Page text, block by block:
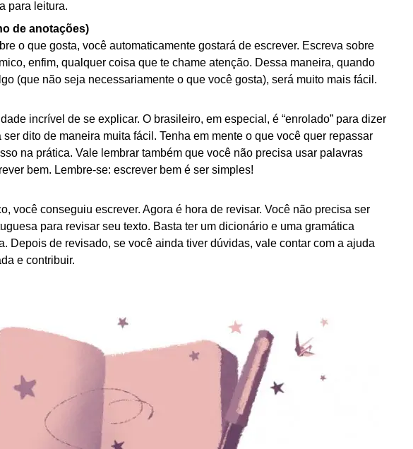
para leitura.
de anotações)
o que gosta, você automaticamente gostará de escrever. Escreva sobre
enfim, qualquer coisa que te chame atenção. Dessa maneira, quando
(que não seja necessariamente o que você gosta), será muito mais fácil.
incrível de se explicar. O brasileiro, em especial, é “enrolado” para dizer
dito de maneira muita fácil. Tenha em mente o que você quer repassar
na prática. Vale lembrar também que você não precisa usar palavras
bem. Lembre-se: escrever bem é ser simples!
você conseguiu escrever. Agora é hora de revisar. Você não precisa ser
para revisar seu texto. Basta ter um dicionário e uma gramática
Depois de revisado, se você ainda tiver dúvidas, vale contar com a ajuda
e contribuir.